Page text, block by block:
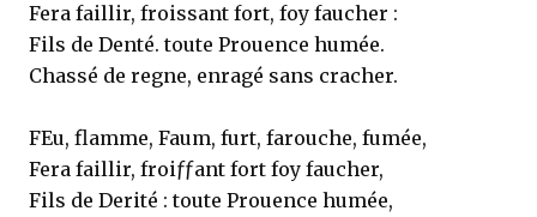
Fera faillir, froissant fort, foy faucher :
Fils de Denté. toute Prouence humée.
Chassé de regne, enragé sans cracher.
FEu, flamme, Faum, furt, farouche, fumée,
Fera faillir, froiƒƒant fort foy faucher,
Fils de Derité : toute Prouence humée,